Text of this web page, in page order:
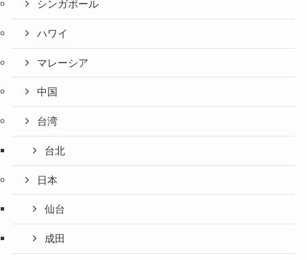
シンガポール
ハワイ
マレーシア
中国
台湾
台北
日本
仙台
成田